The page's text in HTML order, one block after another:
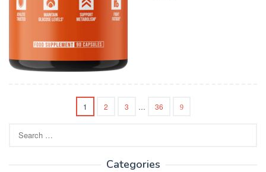
1 2 3 … 36
for:
Categories